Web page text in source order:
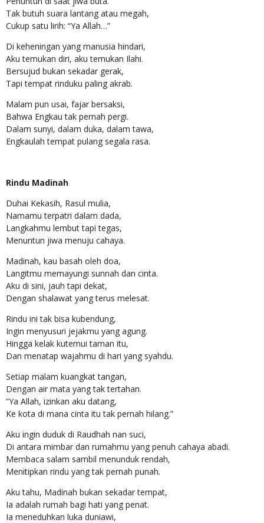
Tak butuh suara lantang atau megah,
Cukup satu lirih: “Ya Allah…”
Di keheningan yang manusia hindari,
Aku temukan diri, aku temukan Ilahi.
Bersujud bukan sekadar gerak,
Tapi tempat rinduku paling akrab.
Malam pun usai, fajar bersaksi,
Bahwa Engkau tak pernah pergi.
Dalam sunyi, dalam duka, dalam tawa,
Engkaulah tempat pulang segala rasa.
Rindu Madinah
Duhai Kekasih, Rasul mulia,
Namamu terpatri dalam dada,
Langkahmu lembut tapi tegas,
Menuntun jiwa menuju cahaya.
Madinah, kau basah oleh doa,
Langitmu memayungi sunnah dan cinta.
Aku di sini, jauh tapi dekat,
Dengan shalawat yang terus melesat.
Rindu ini tak bisa kubendung,
Ingin menyusuri jejakmu yang agung.
Hingga kelak kutemui taman itu,
Dan menatap wajahmu di hari yang syahdu.
Setiap malam kuangkat tangan,
Dengan air mata yang tak tertahan.
“Ya Allah, izinkan aku datang,
Ke kota di mana cinta itu tak pernah hilang.”
Aku ingin duduk di Raudhah nan suci,
Di antara mimbar dan rumahmu yang penuh cahaya abadi.
Membaca salam sambil menunduk rendah,
Menitipkan rindu yang tak pernah punah.
Aku tahu, Madinah bukan sekadar tempat,
Ia adalah rumah bagi hati yang penat.
Ia meneduhkan luka duniawi,